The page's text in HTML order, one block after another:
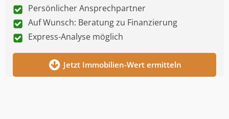
Persönlicher Ansprechpartner
Auf Wunsch: Beratung zu Finanzierung
Express-Analyse möglich
Jetzt Immobilien-Wert ermitteln